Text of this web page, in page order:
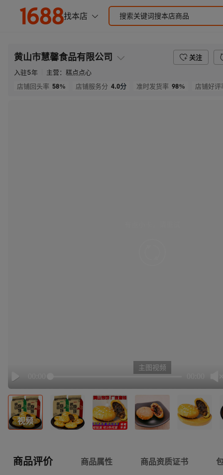
黄山市慧馨食品有限公司
关注
入驻5年 主营： 糕点点心
店铺回头率 58% 店铺服务分 4.0分 准时发货率 98% 店铺好评
Play
主图视频
视频
商品评价 商品属性 商品资质证书